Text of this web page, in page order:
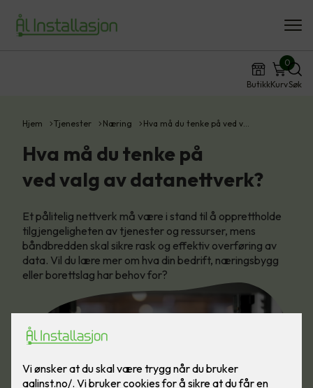
ButikkKurv
0
Søk
Hjem Tjenester Næring Hva må du tenke på ved v…
Hva må du tenke på
ved valg av datanettverk?
Et pålitelig nettverk må være i stand til å opprettholde
tilgjengeligheten av tjenester og ressurser, mens
båndbredden skal sikre rask og effektiv overføring av
data. Vil du lære mer om hva din bedrift, næringsbygg
eller borettslag har behov for?